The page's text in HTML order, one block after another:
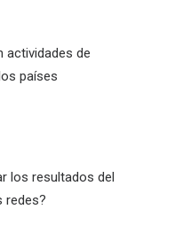
actividades de
países
los resultados del
redes?